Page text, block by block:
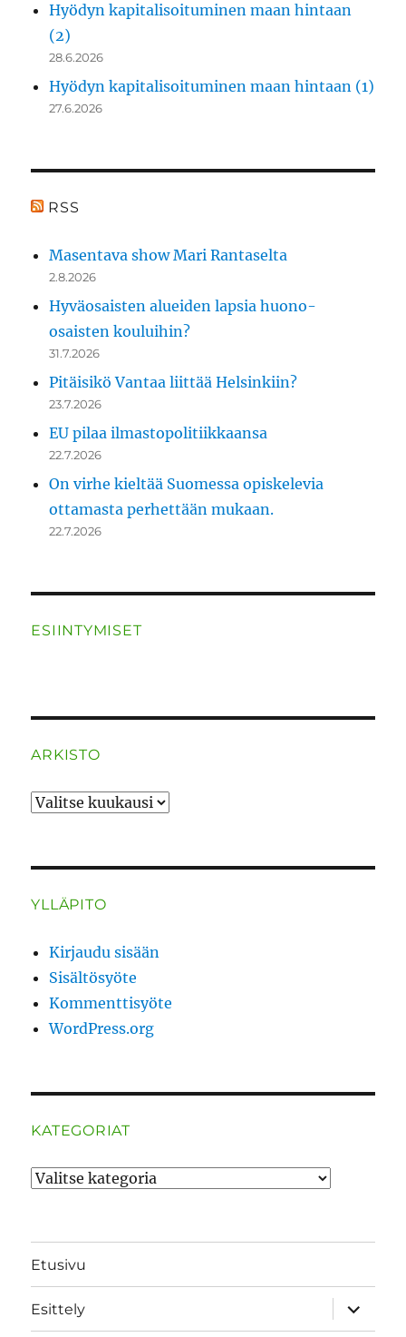
Hyödyn kapitalisoituminen maan hintaan
(2)
28.6.2026
Hyödyn kapitalisoituminen maan hintaan (1)
27.6.2026
RSS
Masentava show Mari Rantaselta
2.8.2026
Hyväosaisten alueiden lapsia huono-
osaisten kouluihin?
31.7.2026
Pitäisikö Vantaa liittää Helsinkiin?
23.7.2026
EU pilaa ilmastopolitiikkaansa
22.7.2026
On virhe kieltää Suomessa opiskelevia
ottamasta perhettään mukaan.
22.7.2026
ESIINTYMISET
ARKISTO
ARKISTO
YLLÄPITO
Kirjaudu sisään
Sisältösyöte
Kommenttisyöte
WordPress.org
KATEGORIAT
Kategoriat
Etusivu
Esittely
näytä